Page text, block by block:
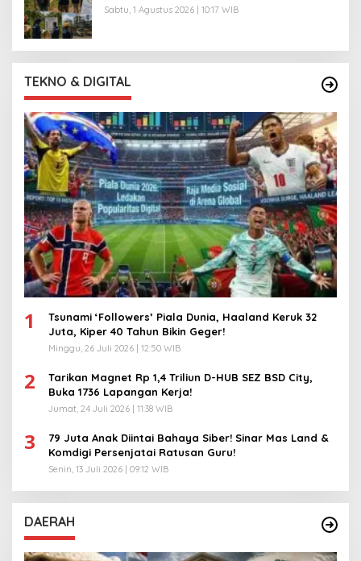
Sabtu, 1 Agustus 2026 | 10:17 WIB
TEKNO & DIGITAL
1
Tsunami ‘Followers’ Piala Dunia, Haaland Keruk 32
Juta, Kiper 40 Tahun Bikin Geger!
Minggu, 26 Juli 2026 | 12:50 WIB
2
Tarikan Magnet Rp 1,4 Triliun D-HUB SEZ BSD City,
Buka 1736 Lapangan Kerja!
Jumat, 24 Juli 2026 | 11:38 WIB
3
79 Juta Anak Diintai Bahaya Siber! Sinar Mas Land &
Komdigi Persenjatai Ratusan Guru!
Senin, 13 Juli 2026 | 09:12 WIB
DAERAH